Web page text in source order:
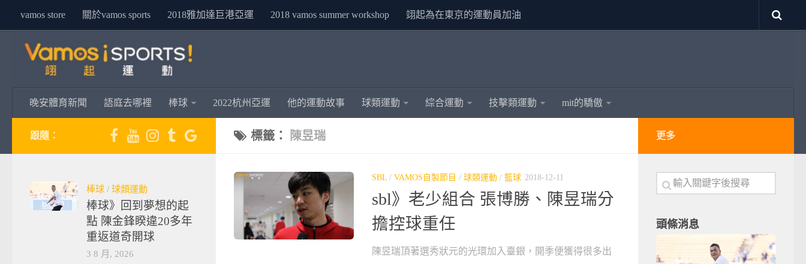
vamos store 關於vamos sports 2018雅加達巨港亞運 2018 vamos summer workshop 翊起為在東京的運動員加油
晚安體育新聞 語庭去哪裡 棒球 2022杭州亞運 他的運動故事 球類運動 綜合運動 技擊類運動 mit的驕傲
標籤： 陳昱瑞
SBL / VAMOS自製節目 / 球類運動 / 籃球 2018-12-11
sbl》老少組合 張博勝、陳昱瑞分
擔控球重任
陳昱瑞頂著選秀狀元的光環加入臺銀，開季便獲得很多出
跟隨：
棒球 / 球類運動
棒球》回到夢想的起
點 陳金鋒睽違20多年
重返道奇開球
3 8 月, 2026
更多
頭條消息